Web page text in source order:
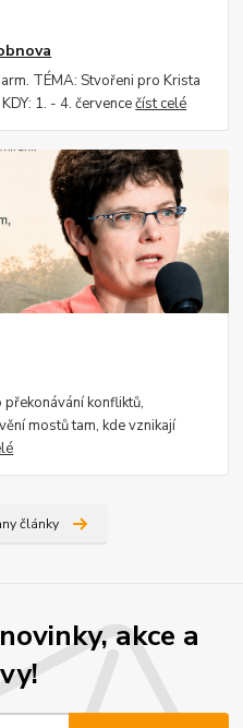
TÉMA: Stvořeni pro Krista
1. - 4. červencečíst celé
překonávání konfliktů,
mostů tam, kde vznikají
články
akce a